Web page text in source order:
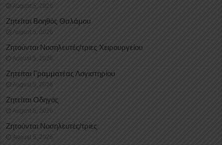
August 5, 2026
Ζητείται Βοηθός Θαλάμου
August 5, 2026
Ζητούνται Νοσηλευτές/τριες Χειρουργείου
August 5, 2026
Ζητείται Γραμματέας Λογιστηρίου
August 5, 2026
Ζητείται Οδηγός
August 5, 2026
Ζητούνται Νοσηλευτές/τριες
August 5, 2026